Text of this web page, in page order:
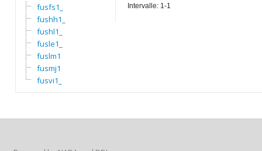
fusfs1_
fushh1_
fushl1_
fusle1_
fuslm1
fusmj1
fusvi1_
Intervalle: 1-1